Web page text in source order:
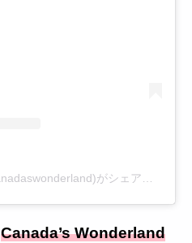
Canada’s Wonderland